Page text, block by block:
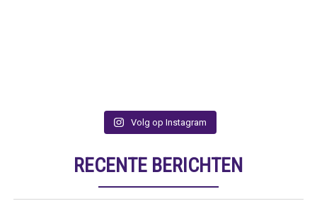
Volg op Instagram
RECENTE BERICHTEN